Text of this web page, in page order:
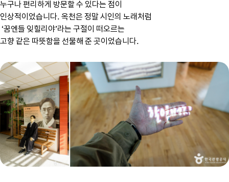
누구나 편리하게 방문할 수 있다는 점이
인상적이었습니다. 옥천은 정말 시인의 노래처럼
‘꿈엔들 잊힐리야’라는 구절이 떠오르는
고향 같은 따뜻함을 선물해 준 곳이었습니다.